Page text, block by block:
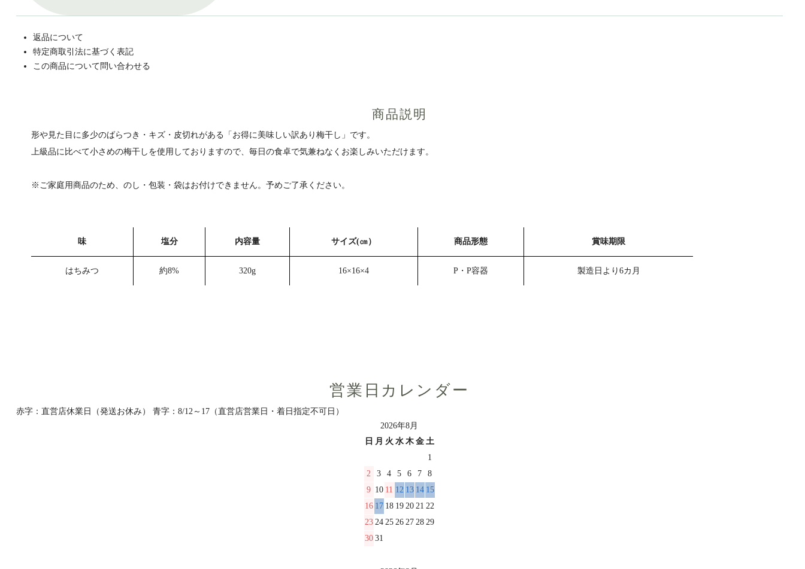
返品について
特定商取引法に基づく表記
この商品について問い合わせる
商品説明
形や見た目に多少のばらつき・キズ・皮切れがある「お得に美味しい訳あり梅干し」です。
上級品に比べて小さめの梅干しを使用しておりますので、毎日の食卓で気兼ねなくお楽しみいただけます。
※ご家庭用商品のため、のし・包装・袋はお付けできません。予めご了承ください。
味 塩分 内容量 サイズ(㎝） 商品形態 賞味期限
はちみつ 約8% 320g 16×16×4 P・P容器 製造日より6カ月
営業日カレンダー
赤字：直営店休業日（発送お休み） 青字：8/12～17（直営店営業日・着日指定不可日）
2026年8月
日 月 火 水 木 金 土
1
2
3 4 5 6 7
8
9 10 11 12 13 14 15
16 17 18 19 20 21 22
23 24 25 26 27 28 29
30 31